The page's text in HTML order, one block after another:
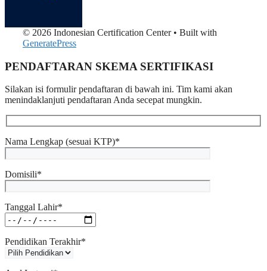
© 2026 Indonesian Certification Center• Built with
GeneratePress
PENDAFTARAN SKEMA SERTIFIKASI​
Silakan isi formulir pendaftaran di bawah ini. Tim kami akan
menindaklanjuti pendaftaran Anda secepat mungkin.
Nama Lengkap (sesuai KTP)*
Domisili*
Tanggal Lahir*
Pendidikan Terakhir*